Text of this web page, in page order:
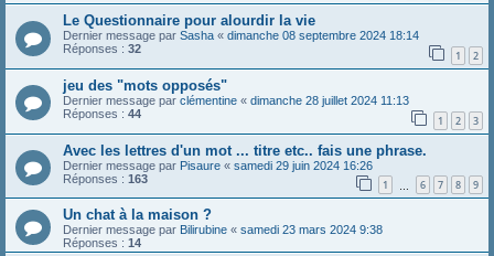
Le Questionnaire pour alourdir la vie
Dernier message par Sasha « dimanche 08 septembre 2024 18:14
Réponses : 32 1 2
jeu des "mots opposés"
Dernier message par clémentine « dimanche 28 juillet 2024 11:13
Réponses : 44 1 2 3
Avec les lettres d'un mot ... titre etc.. fais une phrase.
Dernier message par Pisaure « samedi 29 juin 2024 16:26
Réponses : 163 1 6 7 8 9
Un chat à la maison ?
Dernier message par Bilirubine « samedi 23 mars 2024 9:38
Réponses : 14